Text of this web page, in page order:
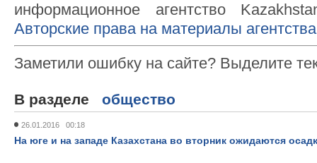
информационное агентство
Авторские права на материалы
Заметили ошибку на сайте? Выделите
В разделе общество
26.01.2016 00:18
На юге и на западе Казахстана во вторник ожидаются